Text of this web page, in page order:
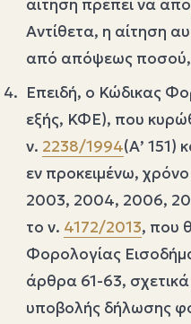
αίτηση πρέπει να
Αντίθετα, η αίτηση
από απόψεως ποσού,
Επειδή, ο Κώδικας
εξής, ΚΦΕ), που
ν. 2238/1994(Α’ 151)
εν προκειμένω,
2003, 2004, 2006,
το ν. 4172/2013, που
Φορολογίας
άρθρα 61-63,
υποβολής δήλωσης